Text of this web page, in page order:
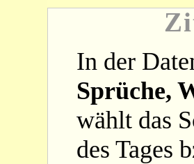
In der
Sprüche,
wählt das
des Tages